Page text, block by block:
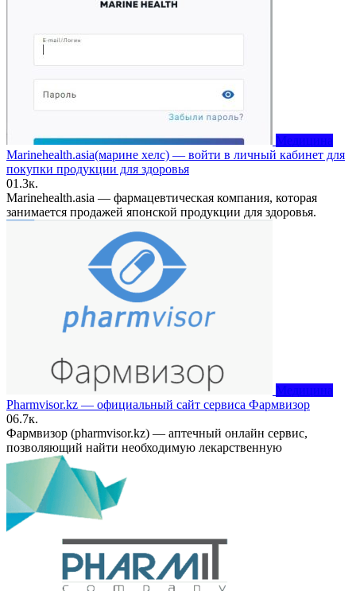
Медицина
Marinehealth.asia(марине хелс) — войти в личный кабинет для
покупки продукции для здоровья
01.3к.
Marinehealth.asia — фармацевтическая компания, которая
занимается продажей японской продукции для здоровья.
Медицина
Pharmvisor.kz — официальный сайт сервиса Фармвизор
06.7к.
Фармвизор (pharmvisor.kz) — аптечный онлайн сервис,
позволяющий найти необходимую лекарственную